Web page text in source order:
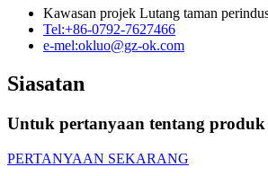
Kawasan projek Lutang taman
Tel:+86-0792-7627466
e-mel:okluo@gz-ok.com
Siasatan
Untuk pertanyaan tentang
PERTANYAAN SEKARANG